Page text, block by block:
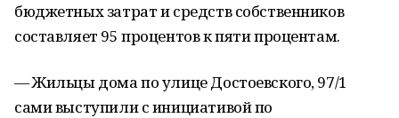
бюджетных затрат и средств собственников
составляет 95 процентов к пяти процентам.
— Жильцы дома по улице Достоевского, 97/1
сами выступили с инициативой по